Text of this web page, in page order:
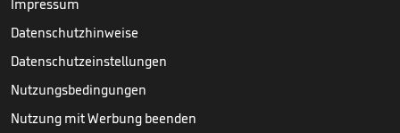
Impressum
Datenschutzhinweise
Datenschutzeinstellungen
Nutzungsbedingungen
Nutzung mit Werbung beenden